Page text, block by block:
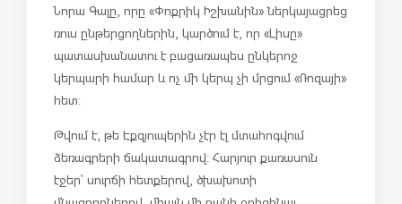
Նորա Գալը, որը «Փոքրիկ Իշխանին» ներկայացրեց
ռուս ընթերցողներին, կարծում է, որ «Լիսը»
պատասխանատու է բացառապես ընկերոջ
կերպարի համար և ոչ մի կերպ չի մրցում «Ռոզայի»
հետ:
Թվում է, թե Էքզյուպերին չէր էլ մտահոգվում
ձեռագրերի ճակատագրով: Հարյուր քառասուն
էջեր՝ սուրճի հետքերով, ծխախոտի